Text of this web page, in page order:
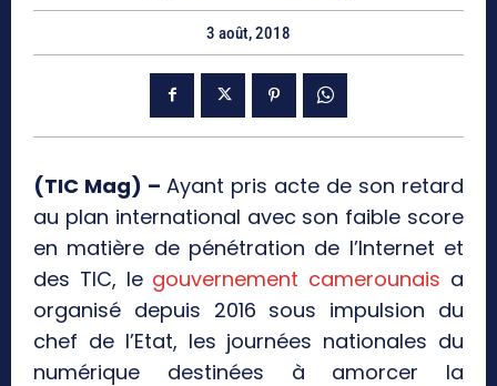
3 août, 2018
(TIC Mag) – Ayant pris acte de son retard
au plan international avec son faible score
en matière de pénétration de l’Internet et
des TIC, le gouvernement camerounais a
organisé depuis 2016 sous impulsion du
chef de l’Etat, les journées nationales du
numérique destinées à amorcer la